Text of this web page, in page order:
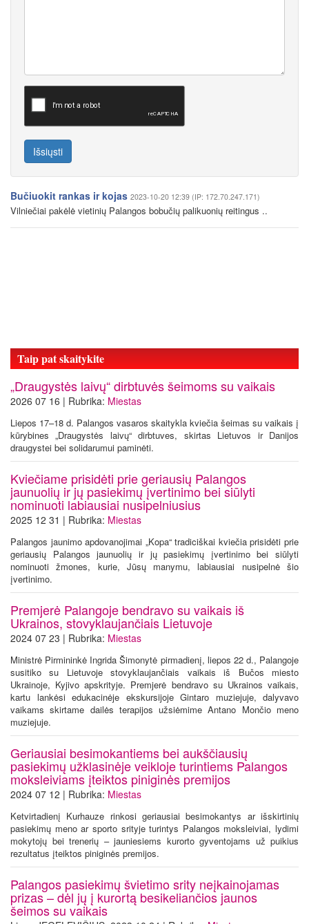
Išsiųsti
Bučiuokit rankas ir kojas 2023-10-20 12:39 (IP: 172.70.247.171)
Vilniečiai pakėlė vietinių Palangos bobučių palikuonių reitingus ..
Taip pat skaitykite
„Draugystės laivų“ dirbtuvės šeimoms su vaikais
2026 07 16 | Rubrika: Miestas
Liepos 17–18 d. Palangos vasaros skaitykla kviečia šeimas su vaikais į
kūrybines „Draugystės laivų“ dirbtuves, skirtas Lietuvos ir Danijos
draugystei bei solidarumui paminėti.
Kviečiame prisidėti prie geriausių Palangos
jaunuolių ir jų pasiekimų įvertinimo bei siūlyti
nominuoti labiausiai nusipelniusius
2025 12 31 | Rubrika: Miestas
Palangos jaunimo apdovanojimai „Kopa“ tradiciškai kviečia prisidėti prie
geriausių Palangos jaunuolių ir jų pasiekimų įvertinimo bei siūlyti
nominuoti žmones, kurie, Jūsų manymu, labiausiai nusipelnė šio
įvertinimo.
Premjerė Palangoje bendravo su vaikais iš
Ukrainos, stovyklaujančiais Lietuvoje
2024 07 23 | Rubrika: Miestas
Ministrė Pirmininkė Ingrida Šimonytė pirmadienį, liepos 22 d., Palangoje
susitiko su Lietuvoje stovyklaujančiais vaikais iš Bučos miesto
Ukrainoje, Kyjivo apskrityje. Premjerė bendravo su Ukrainos vaikais,
kartu lankėsi edukacinėje ekskursijoje Gintaro muziejuje, dalyvavo
vaikams skirtame dailės terapijos užsiėmime Antano Mončio meno
muziejuje.
Geriausiai besimokantiems bei aukščiausių
pasiekimų užklasinėje veikloje turintiems Palangos
moksleiviams įteiktos piniginės premijos
2024 07 12 | Rubrika: Miestas
Ketvirtadienį Kurhauze rinkosi geriausiai besimokantys ar išskirtinių
pasiekimų meno ar sporto srityje turintys Palangos moksleiviai, lydimi
mokytojų bei trenerių – jauniesiems kurorto gyventojams už puikius
rezultatus įteiktos piniginės premijos.
Palangos pasiekimų švietimo srity neįkainojamas
prizas – dėl jų į kurortą besikeliančios jaunos
šeimos su vaikais